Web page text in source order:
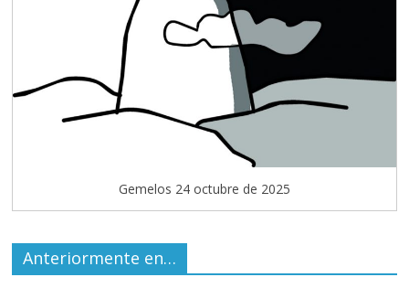
Gemelos 24 octubre de 2025
Anteriormente en…